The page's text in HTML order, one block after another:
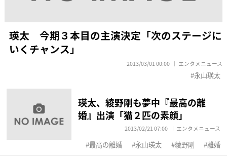
瑛太 今期３本目の主演決定「次のステージに
いくチャンス」
2013/03/01 00:00 エンタメニュース
永山瑛太
瑛太、綾野剛も夢中『最高の離
婚』出演「猫２匹の素顔」
2013/02/21 07:00 エンタメニュース
最高の離婚 永山瑛太 綾野剛 離婚